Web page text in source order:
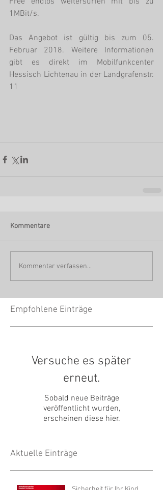
1MBit/s.
Das Angebot ist gültig bis zum 05.
Februar 2018. Weitere Informationen
gibt es direkt im Mobilfunkcenter
Hessisch Lichtenau in der Landgrafenstr.
11
Kommentare
Kommentar verfassen...
Empfohlene Einträge
Versuche es später
erneut.
Sobald neue Beiträge
veröffentlicht wurden,
erscheinen diese hier.
Aktuelle Einträge